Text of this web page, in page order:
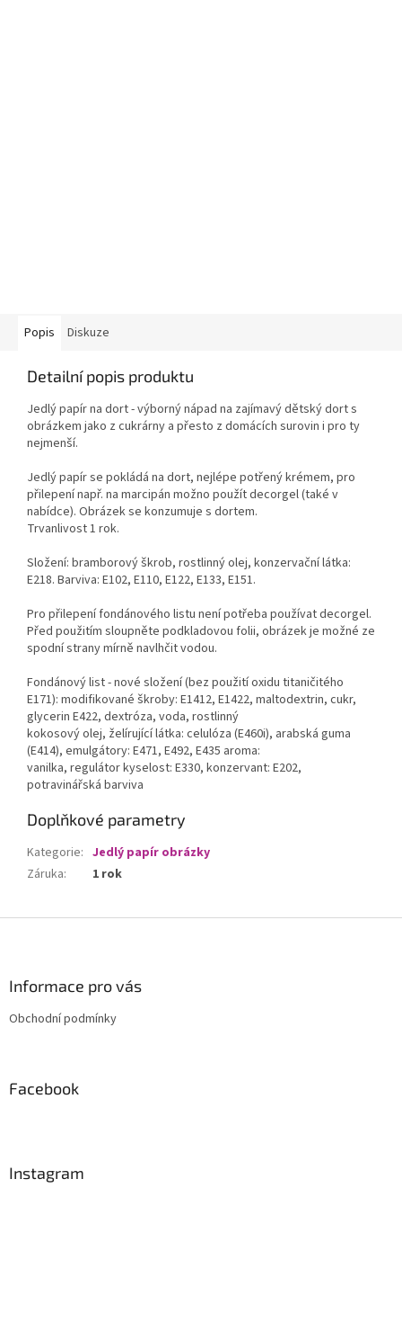
Popis Diskuze
Detailní popis produktu
Jedlý papír na dort - výborný nápad na zajímavý dětský dort s
obrázkem jako z cukrárny a přesto z domácích surovin i pro ty
nejmenší.
Jedlý papír se pokládá na dort, nejlépe potřený krémem, pro
přilepení např. na marcipán možno použít decorgel (také v
nabídce). Obrázek se konzumuje s dortem.
Trvanlivost 1 rok.
Složení: bramborový škrob, rostlinný olej, konzervační látka:
E218. Barviva: E102, E110, E122, E133, E151.
Pro přilepení fondánového listu není potřeba používat decorgel.
Před použitím sloupněte podkladovou folii, obrázek je možné ze
spodní strany mírně navlhčit vodou.
Fondánový list - nové složení (bez použití oxidu titaničitého
E171): modifikované škroby: E1412, E1422, maltodextrin, cukr,
glycerin E422, dextróza, voda, rostlinný
kokosový olej, želírující látka: celulóza (E460i), arabská guma
(E414), emulgátory: E471, E492, E435 aroma:
vanilka, regulátor kyselost: E330, konzervant: E202,
potravinářská barviva
Doplňkové parametry
Kategorie: Jedlý papír obrázky
Záruka: 1 rok
Informace pro vás
Obchodní podmínky
Facebook
Instagram